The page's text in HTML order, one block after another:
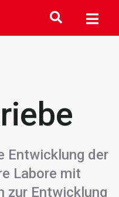
Entwicklung der
Labore mit
zur Entwicklung